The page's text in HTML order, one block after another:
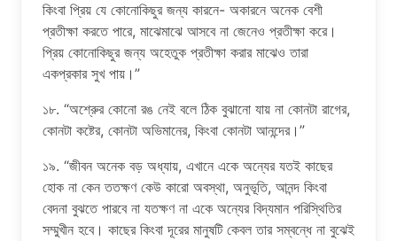
কিংবা প্রিয় যে কোনোকিছুর জন্য কারনে- অকারনে অনেক বেশী
প্রতীক্ষা করতে পারে, মাঝেমাঝে আসবে না জেনেও প্রতীক্ষা করে।
প্রিয় কোনোকিছুর জন্য অহেতুক প্রতীক্ষা করার মাঝেও তারা
একপ্রকার সুখ পায়।”
১৮. “অশ্রুের কোনো রঙ নেই বলে ঠিক বুঝানো যায় না কোনটা রাগের,
কোনটা কষ্টের, কোনটা অভিমানের, কিংবা কোনটা আনন্দের।”
১৯. “জীবন অনেক বড় অধ্যায়, এখানে একে অন্যের যতই কাছের
হোক না কেন ততক্ষণ কেউ কারো অবস্থা, অনুভূতি, আনন্দ কিংবা
বেদনা বুঝতে পারবে না যতক্ষণ না একে অন্যের বিদ্যমান পরিস্থিতির
সম্মুখীন হবে। কাছের কিংবা দূরের মানুষটি কেবল তার সম্বন্ধে না বুঝেই